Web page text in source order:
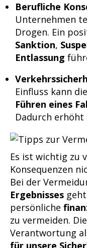
Berufliche
Unternehmen
Drogen. Ein
Sanktion,
Entlassung
Einfluss kann
Führen eines
Dadurch erhöht
Es ist wichtig zu
Konsequenzen
Bei der
Ergebnisses
persönliche
zu vermeiden.
Verantwortung